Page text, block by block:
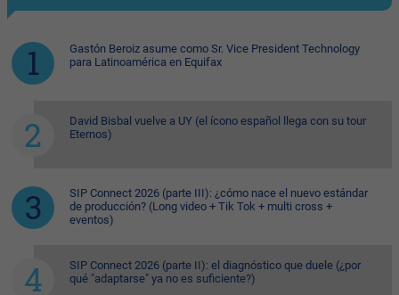
Gastón Beroiz asume como Sr. Vice President Technology
para Latinoamérica en Equifax
David Bisbal vuelve a UY (el ícono español llega con su tour
Eternos)
SIP Connect 2026 (parte III): ¿cómo nace el nuevo estándar
de producción? (Long video + Tik Tok + multi cross +
eventos)
SIP Connect 2026 (parte II): el diagnóstico que duele (¿por
qué "adaptarse" ya no es suficiente?)